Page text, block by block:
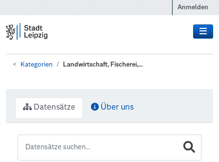
Anmelden
Kategorien Landwirtschaft, Fischerei,...
Datensätze Über uns